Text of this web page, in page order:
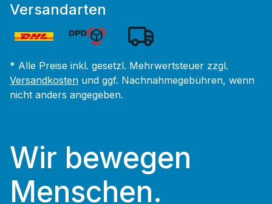
Versandarten
* Alle Preise inkl. gesetzl. Mehrwertsteuer zzgl.
Versandkosten und ggf. Nachnahmegebühren, wenn
nicht anders angegeben.
Wir bewegen
Menschen.